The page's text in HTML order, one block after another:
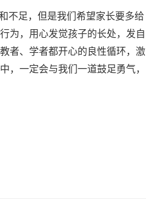
不足，但是我们希望家长要多给
为，用心发觉孩子的长处，发自
者、学者都开心的良性循环，激
，一定会与我们一道鼓足勇气，